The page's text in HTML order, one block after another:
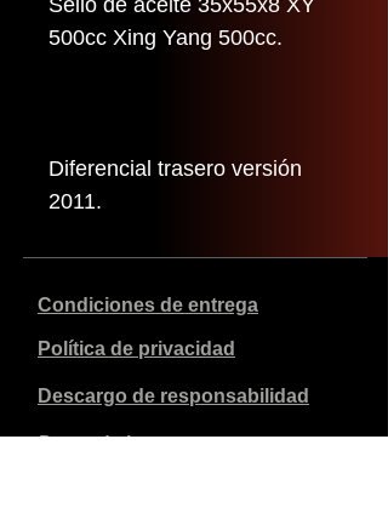
Sello de aceite 35x55x8 XY
500cc Xing Yang 500cc.
Diferencial trasero versión
2011.
Condiciones de entrega
Política de privacidad
Descargo de responsabilidad
Datos de la empresa